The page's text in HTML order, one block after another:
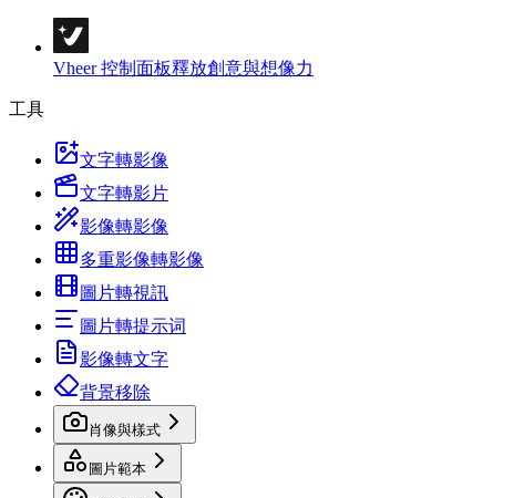
Vheer 控制面板釋放創意與想像力
工具
文字轉影像
文字轉影片
影像轉影像
多重影像轉影像
圖片轉視訊
圖片轉提示词
影像轉文字
背景移除
肖像與樣式
圖片範本